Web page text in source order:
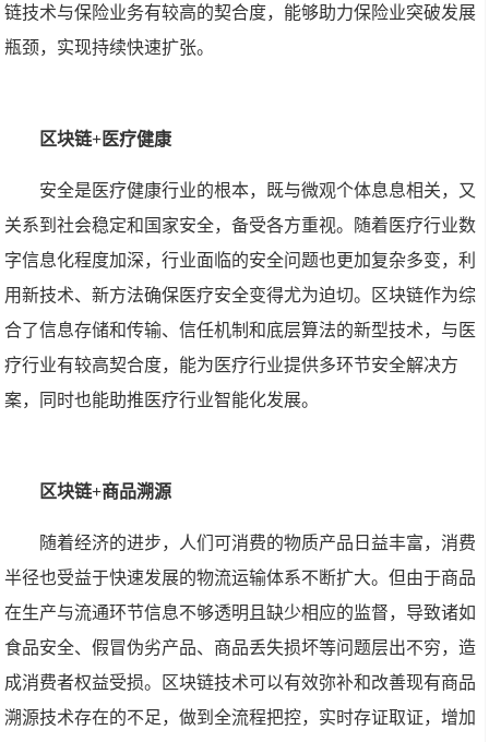
链技术与保险业务有较高的契合度，能够助力保险业突破发展
瓶颈，实现持续快速扩张。
区块链+医疗健康
安全是医疗健康行业的根本，既与微观个体息息相关，又
关系到社会稳定和国家安全，备受各方重视。随着医疗行业数
字信息化程度加深，行业面临的安全问题也更加复杂多变，利
用新技术、新方法确保医疗安全变得尤为迫切。区块链作为综
合了信息存储和传输、信任机制和底层算法的新型技术，与医
疗行业有较高契合度，能为医疗行业提供多环节安全解决方
案，同时也能助推医疗行业智能化发展。
区块链+商品溯源
随着经济的进步，人们可消费的物质产品日益丰富，消费
半径也受益于快速发展的物流运输体系不断扩大。但由于商品
在生产与流通环节信息不够透明且缺少相应的监督，导致诸如
食品安全、假冒伪劣产品、商品丢失损坏等问题层出不穷，造
成消费者权益受损。区块链技术可以有效弥补和改善现有商品
溯源技术存在的不足，做到全流程把控，实时存证取证，增加